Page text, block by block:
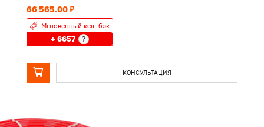
66 565.00 ₽
Мгновенный кеш-бэк
+ 6657 ?
КОНСУЛЬТАЦИЯ